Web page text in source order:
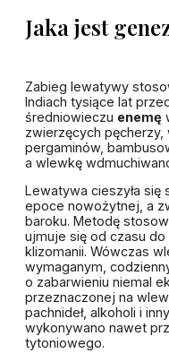
Jaka jest
Zabieg lewatywy
Indiach tysiące lat
średniowieczu enemę
zwierzęcych
pergaminów,
a wlewkę
Lewatywa cieszyła się
epoce nowożytnej, a
baroku. Metodę
ujmuje się od czasu
klizomanii. Wówczas
wymaganym,
o zabarwieniu niemal
przeznaczonej na
pachnideł, alkoholi i
wykonywano nawet
tytoniowego.